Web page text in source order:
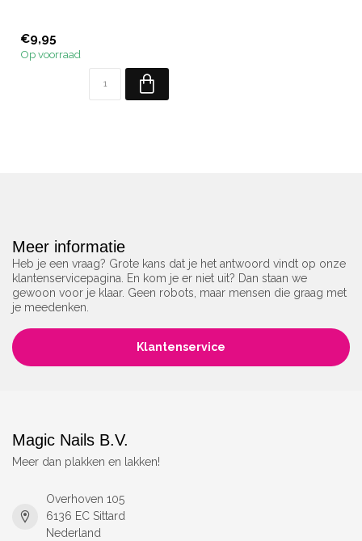
€9,95
Op voorraad
Meer informatie
Heb je een vraag? Grote kans dat je het antwoord vindt op onze
klantenservicepagina. En kom je er niet uit? Dan staan we
gewoon voor je klaar. Geen robots, maar mensen die graag met
je meedenken.
Klantenservice
Magic Nails B.V.
Meer dan plakken en lakken!
Overhoven 105
6136 EC Sittard
Nederland